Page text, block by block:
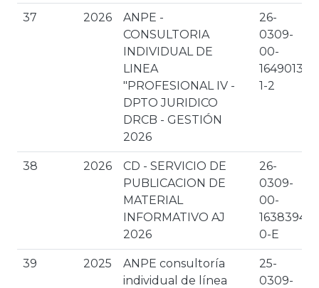
37 2026
ANPE -
CONSULTORIA
INDIVIDUAL DE
LINEA
"PROFESIONAL IV -
DPTO JURIDICO
DRCB - GESTIÓN
2026
26-
0309-
00-
1649013-
1-2
38 2026
CD - SERVICIO DE
PUBLICACION DE
MATERIAL
INFORMATIVO AJ
2026
26-
0309-
00-
1638394-
0-E
39 2025
ANPE consultoría
individual de línea
25-
0309-